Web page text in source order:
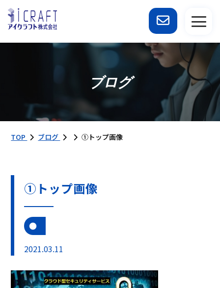
ブログ
TOP ブログ ①トップ画像
①トップ画像
2021.03.11